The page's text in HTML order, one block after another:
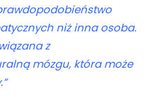
niż inna osoba.
z
mózgu, która może